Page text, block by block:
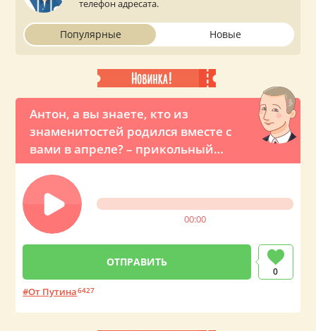
телефон адресата.
Популярные Новые
Антон, а вы знаете, кто из
знаменитостей родился вместе с
вами в апреле? – прикольный
звонок с именным поздравлением
от Владимира Владимировича
00:00
0
От Путина6427